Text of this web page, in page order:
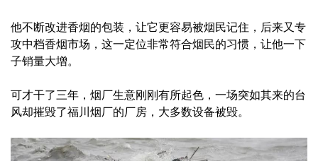
他不断改进香烟的包装，让它更容易被烟民记住，后来又专
攻中档香烟市场，这一定位非常符合烟民的习惯，让他一下
子销量大增。
可才干了三年，烟厂生意刚刚有所起色，一场突如其来的台
风却摧毁了福川烟厂的厂房，大多数设备被毁。